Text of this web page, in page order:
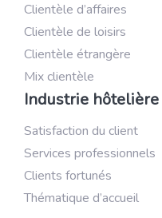
Clientèle d’affaires
Clientèle de loisirs
Clientèle étrangère
Mix clientèle
Industrie hôtelière
Satisfaction du client
Services professionnels
Clients fortunés
Thématique d’accueil